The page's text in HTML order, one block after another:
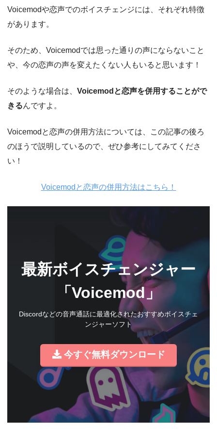
Voicemodや恋声でのボイスチェンジには、それぞれ特徴
があります。
そのため、Voicemodでは思った通りの声にならないこと
や、今の恋声の声を変えたくない人もいると思います！
そのような場合は、 Voicemodと恋声を併用することがで
きるんですよ。
Voicemodと恋声の併用方法については、この記事の後ろ
のほうで説明しているので、ぜひ参考にしてみてくださ
い！
Voicemodと恋声の併用方法はこちら！
最新ボイスチェンジャー
「Voicemod」
Discordなどの音声通話に最適化されたおすすめボイスチェ
ンジャーソフト
今すぐ無料ダウンロード